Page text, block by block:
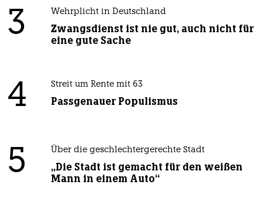
3 Wehrplicht in Deutschland
Zwangsdienst ist nie gut, auch nicht für
eine gute Sache
4 Streit um Rente mit 63
Passgenauer Populismus
5 Über die geschlechtergerechte Stadt
„Die Stadt ist gemacht für den weißen
Mann in einem Auto“